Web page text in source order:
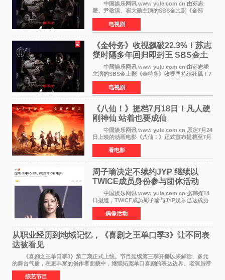
中国娱乐网讯 www yule com cn 由苏志
燮、尹敬淏、崔大勋主演的SBS金土剧《金部
长》持续席卷全球，收获海内外观众热烈反
响。 15日，据Netflix官方排行榜网站Tudum
公布的数据，SBS金土剧《
电视剧
《金特务》收视飙破22.3%！苏志
燮时隔多年回归即封王 SBS金土
剧新纪录诞生
中国娱乐网讯 www yule com cn 由苏志燮
主演的SBS金土剧《金特务》收视率持续狂飙！7
月11日播出的第6集全国平均收视率高达22 3%，
瞬间最高更冲上26 4%，不仅再度刷新自身纪
录，更稳坐同时段
电视剧
《八仙！》提档7月18日！凡人硬
刚神仙 站着也要成仙
中国娱乐网讯 www yule com cn 原定7月24
日上映的动画电影《八仙！》正式宣布提档至7月
18日。这部国风动画大片将八仙过海，各显神通
这句刻在国人DNA里的俗语玩出了新花样——影
片讲述凡人
看电影
周子瑜决定不续约JYP 继续以
TWICE成员身份参与团体活动
中国娱乐网讯 www yule com cn 据韩媒14
日报道，TWICE成员周子瑜与JYP娱乐已达成协
议，不再续签个人专属合约，但她将继续参与
TWICE的完整团体活动。 周子瑜于2015年通
过生存节目《SIXTE
偶像活动
从职业经历到地域记忆，《喜剧之王单口季3》让不同表
达被看见
《喜剧之王单口季3》第二期正式上线。节目延续第三季开播以来鲜活、多元
的舞台气质，在更丰富的创作者面貌中，继续拓宽单口喜剧的表达边界。老演员带
着更加成熟的文本与舞台掌控回归，新面孔则
综艺节目